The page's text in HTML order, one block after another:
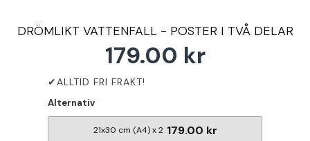
DRÖMLIKT VATTENFALL - POSTER I TVÅ DELAR
179.00 kr
Alternativ
21x30 cm (A4) x 2 179.00 kr